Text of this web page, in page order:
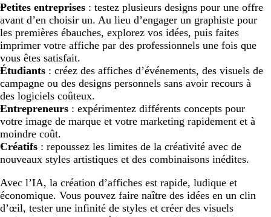
Petites entreprises : testez plusieurs designs pour une offre
avant d’en choisir un. Au lieu d’engager un graphiste pour
les premières ébauches, explorez vos idées, puis faites
imprimer votre affiche par des professionnels une fois que
vous êtes satisfait.
Étudiants : créez des affiches d’événements, des visuels de
campagne ou des designs personnels sans avoir recours à
des logiciels coûteux.
Entrepreneurs : expérimentez différents concepts pour
votre image de marque et votre marketing rapidement et à
moindre coût.
Créatifs : repoussez les limites de la créativité avec de
nouveaux styles artistiques et des combinaisons inédites.
Avec l’IA, la création d’affiches est rapide, ludique et
économique. Vous pouvez faire naître des idées en un clin
d’œil, tester une infinité de styles et créer des visuels